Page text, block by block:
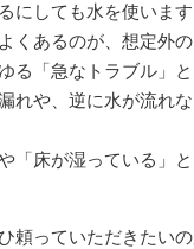
にしても水を使います
くあるのが、想定外
る「急なトラブル」
れや、逆に水が流れ
「床が湿っている」
頼っていただきたいの